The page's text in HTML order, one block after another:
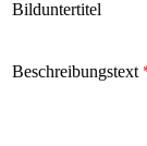
Bilduntertitel
Beschreibungstext